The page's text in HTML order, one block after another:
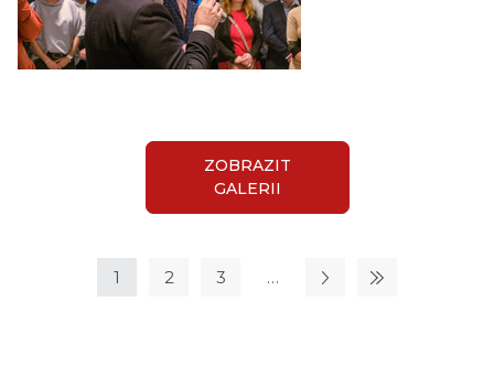
ZOBRAZIT
GALERII
1 2 3 …